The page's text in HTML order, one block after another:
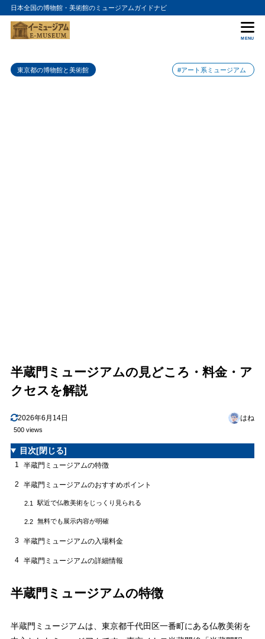
日本全国の博物館・美術館のミュージアムガイドナビ
MENU
東京都の博物館と美術館 #アート系ミュージアム
半蔵門ミュージアムの見どころ・料金・ア
クセスを解説
2026年6月14日 はね
500 views
目次[閉じる]
1 半蔵門ミュージアムの特徴
2 半蔵門ミュージアムのおすすめポイント
2.1 駅近で仏教美術をじっくり見られる
2.2 無料でも展示内容が明確
3 半蔵門ミュージアムの入場料金
4 半蔵門ミュージアムの詳細情報
半蔵門ミュージアムの特徴
半蔵門ミュージアムは、東京都千代田区一番町にある仏教美術を
目次
1 半蔵門ミュージアムの特徴